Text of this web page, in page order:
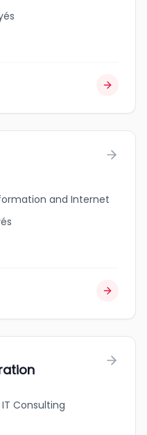
and Internet
Consulting